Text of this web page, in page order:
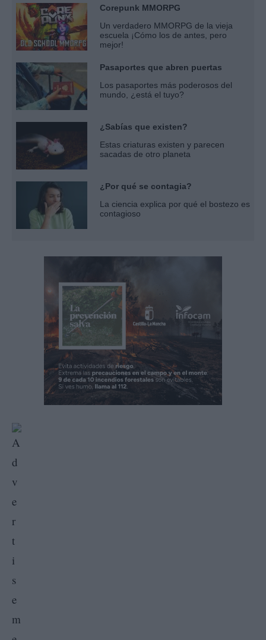
Corepunk MMORPG
Un verdadero MMORPG de la vieja
escuela ¡Cómo los de antes, pero
mejor!
Pasaportes que abren puertas
Los pasaportes más poderosos del
mundo, ¿está el tuyo?
¿Sabías que existen?
Estas criaturas existen y parecen
sacadas de otro planeta
¿Por qué se contagia?
La ciencia explica por qué el bostezo es
contagioso